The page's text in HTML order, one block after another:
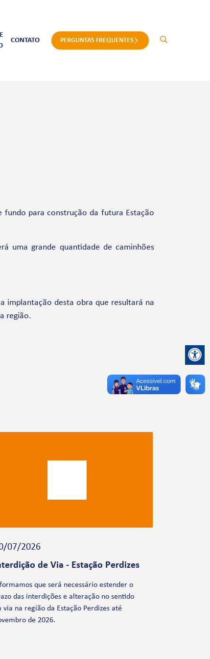
CONTATO PERGUNTAS FREQUENTES
fundo para construção da futura Estação
uma grande quantidade de caminhões
implantação desta obra que resultará na
região.
07/2026
de Via - Estação Perdizes
que será necessário estender o
das interdições e alteração no sentido
via na região da Estação Perdizes até
de 2026.